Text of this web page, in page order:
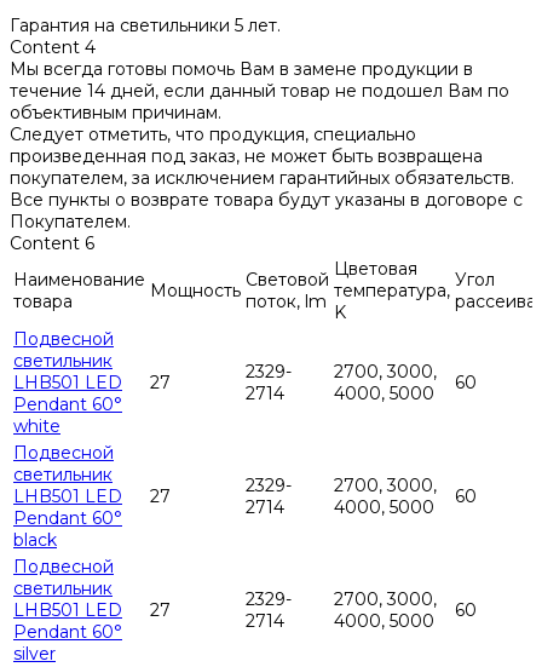
Гарантия на светильники 5 лет.
Content 4
Мы всегда готовы помочь Вам в замене продукции в
течение 14 дней, если данный товар не подошел Вам по
объективным причинам.
Следует отметить, что продукция, специально
произведенная под заказ, не может быть возвращена
покупателем, за исключением гарантийных обязательств.
Все пункты о возврате товара будут указаны в договоре с
Покупателем.
Content 6
Наименование
товара
Мощность Световой
поток, lm
Цветовая
температура,
K
Угол
Подвесной
светильник
LHB501 LED
Pendant 60°
white
27
2329-
2714
2700, 3000,
4000, 5000
60
Подвесной
светильник
LHB501 LED
Pendant 60°
black
27
2329-
2714
2700, 3000,
4000, 5000
60
Подвесной
светильник
LHB501 LED
Pendant 60°
silver
27
2329-
2714
2700, 3000,
4000, 5000
60